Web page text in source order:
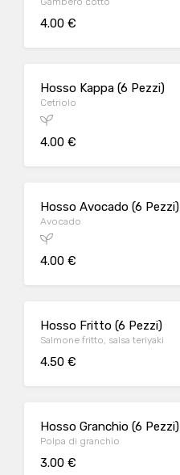
4.00 €
Hosso Kappa (6 Pezzi)
Cetriolo
4.00 €
Hosso Avocado (6 Pezzi)
Avocado
4.00 €
Hosso Fritto (6 Pezzi)
Salmone fritto, salsa teriyaki
4.50 €
Hosso Granchio (6 Pezzi)
Polpa di granchio
3.00 €